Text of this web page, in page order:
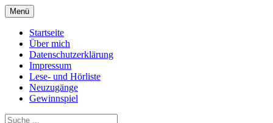
Zum
Inhalt
springen
Menü
Startseite
Über mich
Datenschutzerklärung
Impressum
Lese- und Hörliste
Neuzugänge
Gewinnspiel